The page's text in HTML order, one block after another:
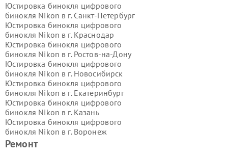
Ремонт
Юстировка бинокля цифрового
бинокля Nikon в г. Санкт-Петербург
Юстировка бинокля цифрового
бинокля Nikon в г. Краснодар
Юстировка бинокля цифрового
бинокля Nikon в г. Ростов-на-Дону
Юстировка бинокля цифрового
бинокля Nikon в г. Новосибирск
Юстировка бинокля цифрового
бинокля Nikon в г. Екатеринбург
Юстировка бинокля цифрового
бинокля Nikon в г. Казань
Юстировка бинокля цифрового
бинокля Nikon в г. Воронеж
Юстировка бинокля цифрового